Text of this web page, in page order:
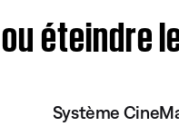
éteindre
Système